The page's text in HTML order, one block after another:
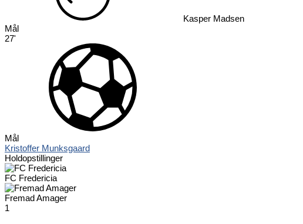
Kasper Madsen
Mål
27'
Mål
Kristoffer Munksgaard
Holdopstillinger
FC Fredericia
Fremad Amager
1